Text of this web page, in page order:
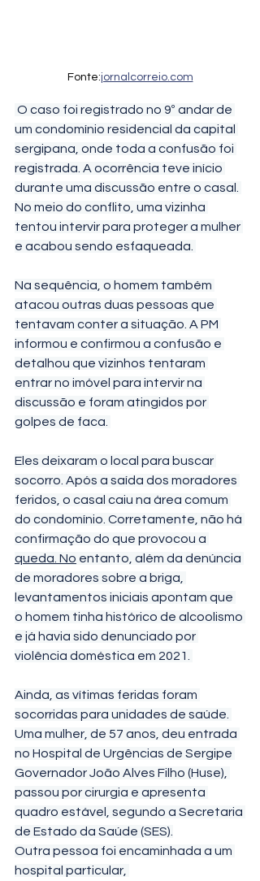
Fonte:jornalcorreio.com
um condomínio residencial da capital
sergipana, onde toda a confusão foi
registrada. A ocorrência teve início
durante uma discussão entre o casal.
No meio do conflito, uma vizinha
tentou intervir para proteger a mulher
e acabou sendo esfaqueada.
Na sequência, o homem também
atacou outras duas pessoas que
tentavam conter a situação. A PM
informou e confirmou a confusão e
detalhou que vizinhos tentaram
entrar no imóvel para intervir na
discussão e foram atingidos por
golpes de faca.
Eles deixaram o local para buscar
socorro. Após a saída dos moradores
feridos, o casal caiu na área comum
do condomínio. Corretamente, não há
confirmação do que provocou a
queda. No entanto, além da denúncia
de moradores sobre a briga,
levantamentos iniciais apontam que
o homem tinha histórico de alcoolismo
e já havia sido denunciado por
violência doméstica em 2021.
Ainda, as vítimas feridas foram
socorridas para unidades de saúde.
Uma mulher, de 57 anos, deu entrada
no Hospital de Urgências de Sergipe
Governador João Alves Filho (Huse),
passou por cirurgia e apresenta
quadro estável, segundo a Secretaria
de Estado da Saúde (SES).
Outra pessoa foi encaminhada a um
hospital particular,